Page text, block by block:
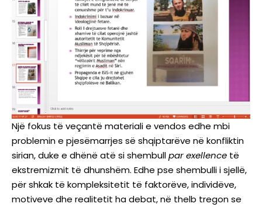
Një fokus të veçantë materiali e vendos edhe mbi
problemin e pjesëmarrjes së shqiptarëve në konfliktin
sirian, duke e dhënë atë si shembullparexellence të
ekstremizmit të dhunshëm. Edhe pse shembulli i sjellë,
për shkak të kompleksitetit të faktorëve, individëve,
motiveve dhe realitetit ha debat, në thelb tregon se